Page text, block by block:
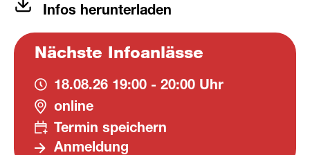
Infos herunterladen
Nächste Infoanlässe
18.08.26 19:00 - 20:00 Uhr
online
Termin speichern
Anmeldung